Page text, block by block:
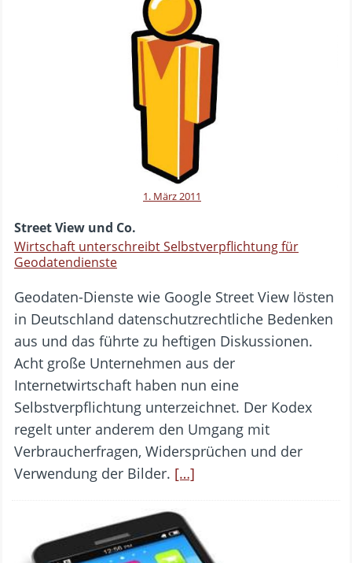
1. März 2011
Street View und Co.
Wirtschaft unterschreibt Selbstverpflichtung für
Geodatendienste
Geodaten-Dienste wie Google Street View lösten
in Deutschland datenschutzrechtliche Bedenken
aus und das führte zu heftigen Diskussionen.
Acht große Unternehmen aus der
Internetwirtschaft haben nun eine
Selbstverpflichtung unterzeichnet. Der Kodex
regelt unter anderem den Umgang mit
Verbraucherfragen, Widersprüchen und der
Verwendung der Bilder. […]